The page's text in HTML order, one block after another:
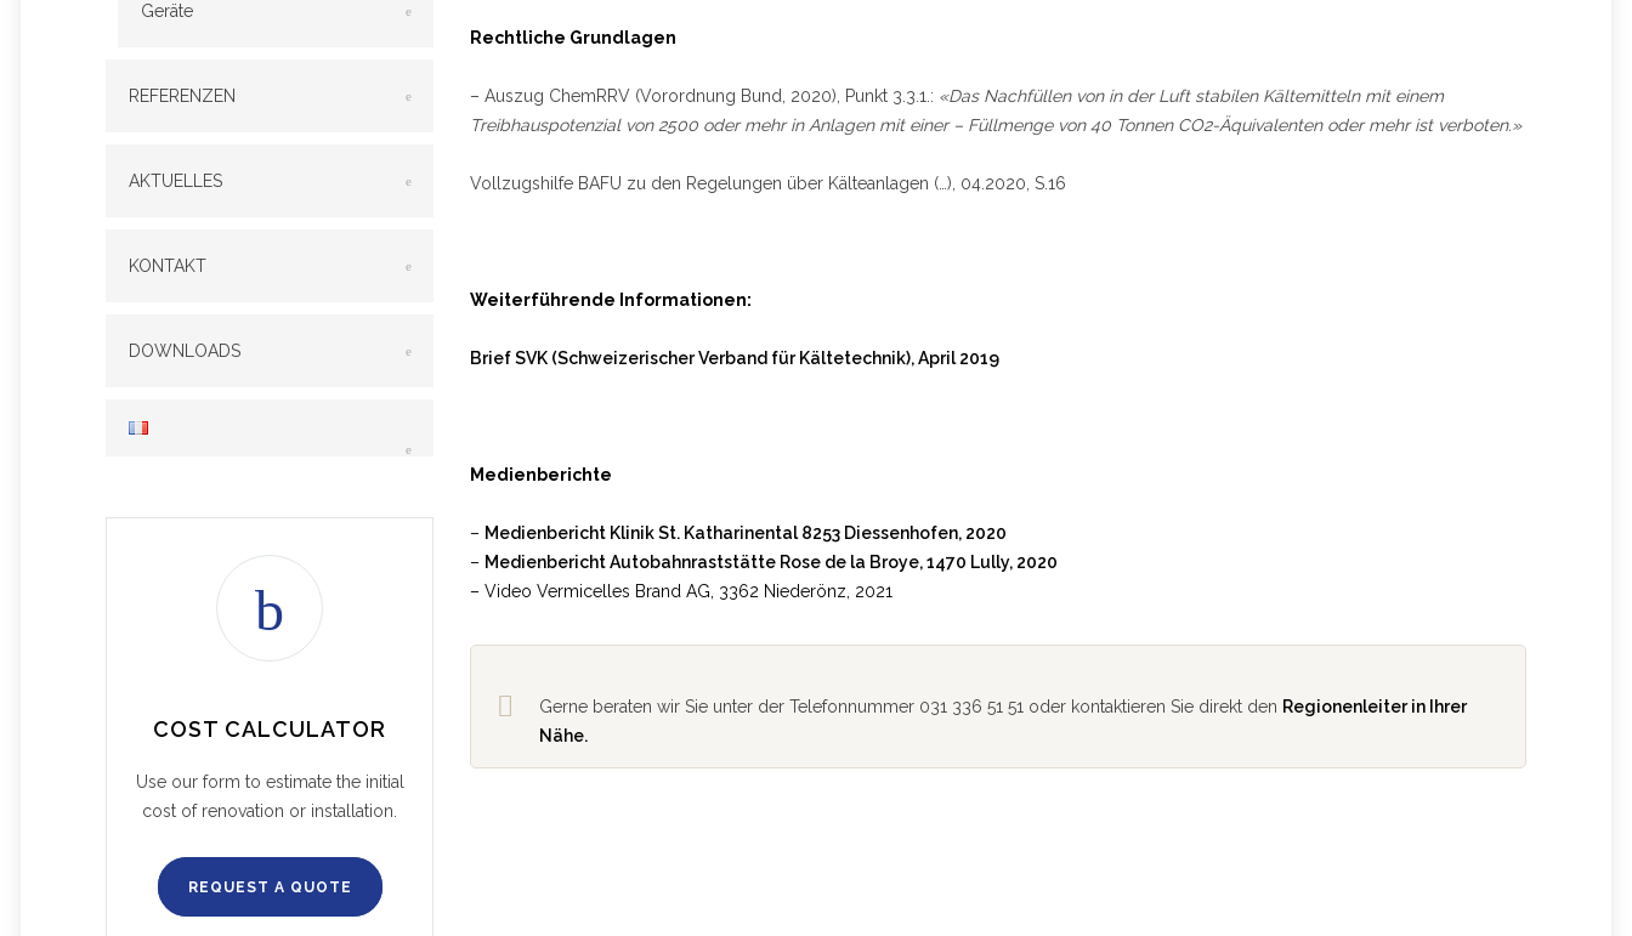
Geräte
REFERENZEN
AKTUELLES
KONTAKT
DOWNLOADS
COST CALCULATOR
Use our form to estimate the initial
cost of renovation or installation.
REQUEST A QUOTE
Rechtliche Grundlagen
– Auszug ChemRRV (Vorordnung Bund, 2020), Punkt 3.3.1.: «Das Nachfüllen von in der Luft stabilen Kältemitteln mit einem
Treibhauspotenzial von 2500 oder mehr in Anlagen mit einer – Füllmenge von 40 Tonnen CO2-Äqui­va­lenten oder mehr ist verboten.»
Vollzugshilfe BAFU zu den Regelungen über Kälteanlagen (…), 04.2020, S.16
Weiterführende Informationen:
Brief SVK (Schweizerischer Verband für Kältetechnik), April 2019
Medienberichte
– Medienbericht Klinik St. Katharinental 8253 Diessenhofen, 2020
– Medienbericht Autobahnraststätte Rose de la Broye, 1470 Lully, 2020
– Video Vermicelles Brand AG, 3362 Niederönz, 2021
Gerne beraten wir Sie unter der Telefonnummer 031 336 51 51 oder kontaktieren Sie direkt den Regionenleiter in Ihrer
Nähe.